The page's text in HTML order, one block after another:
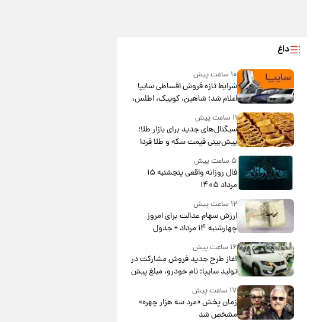
داغ
۱۰ ساعت پیش
شرایط تازه فروش اقساطی سایپا
اعلام شد؛ شاهین، کوییک، اطلس،
سهند و ساینا با اقساط بلندمدت +
جدول
۱۱ ساعت پیش
سیگنال‌های جدید برای بازار طلا؛
پیش‌بینی قیمت سکه و طلا فردا
۵ ساعت پیش
فال روزانه واقعی پنجشنبه ۱۵
مرداد ۱۴۰۵
۱۲ ساعت پیش
ارزش سهام عدالت برای امروز
چهارشنبه ۱۴ مرداد + جدول
۱۶ ساعت پیش
آغاز طرح جدید فروش مشارکت در
تولید سایپا؛ نام خودرو، مبلغ پیش
پرداخت و زمان تحویل | سود
مشارکت چند درصد است؟
۱۷ ساعت پیش
زمان پخش «مرد سه هزار چهره»
مشخص شد